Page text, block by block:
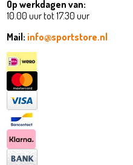
Op werkdagen van:
10.00 uur tot 17.30 uur
Mail: info@sportstore.nl